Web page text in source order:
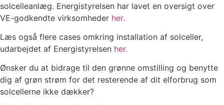
solcelleanlæg. Energistyrelsen har lavet en oversigt over
VE-godkendte virksomheder her.
Læs også flere cases omkring installation af solceller,
udarbejdet af Energistyrelsen her.
Ønsker du at bidrage til den grønne omstilling og benytte
dig af grøn strøm for det resterende af dit elforbrug som
solcellerne ikke dækker?